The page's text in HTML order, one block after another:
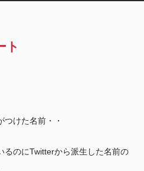
ト
つけた名前・・
るのにTwitterから派生した名前の